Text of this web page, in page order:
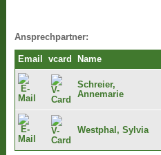
Ansprechpartner:
Email vcard Name
Schreier,
Annemarie
Westphal, Sylvia